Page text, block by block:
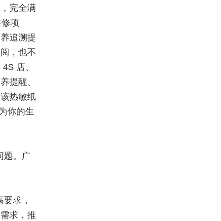
完全满
项
追溯提
，也不
店、
提醒、
热敏纸
你的生
题。广
求，
求，推